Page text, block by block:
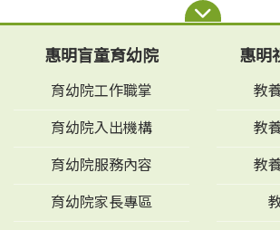
惠明盲童育幼院
育幼院工作職掌
育幼院入出機構
育幼院服務內容
育幼院家長專區
惠明
教
教
教